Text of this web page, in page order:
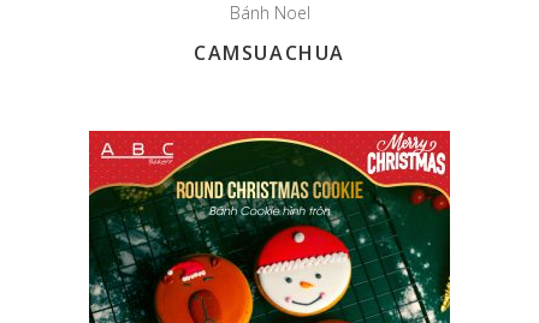
Bánh Noel
CAMSUACHUA